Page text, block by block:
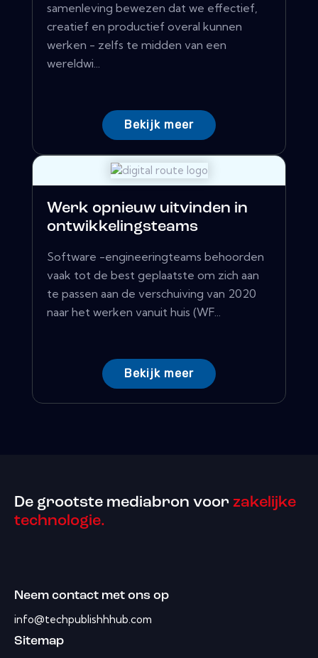
samenleving bewezen dat we effectief,
creatief en productief overal kunnen
werken - zelfs te midden van een
wereldwi...
Bekijk meer
Werk opnieuw uitvinden in
ontwikkelingsteams
Software -engineeringteams behoorden
vaak tot de best geplaatste om zich aan
te passen aan de verschuiving van 2020
naar het werken vanuit huis (WF...
Bekijk meer
De grootste mediabron voor zakelijke
technologie.
Neem contact met ons op
info@techpublishhhub.com
Sitemap